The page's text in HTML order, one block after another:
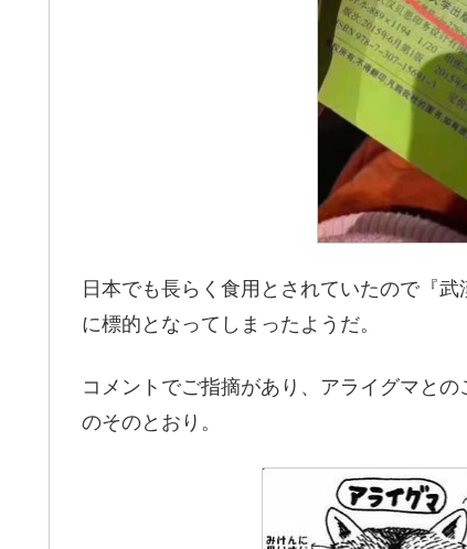
日本でも長らく食用とされていたので『
に標的となってしまったようだ。
コメントでご指摘があり、アライグマと
のそのとおり。